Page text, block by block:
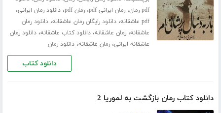
pdf رمان
،رمان ایرانی pdf ،رمان pdf ،دانلود رمان ایرانی،
pdf عاشقانه ،دانلود رایگان رمان عاشقانه،دانلود رمان
عاشقانه،رمان عاشقانه،دانلود کتاب عاشقانه،دانلود رمان
عاشقانه ایرانی،رمان عاشقانه،دانلود رمان
دانلود کتاب
دانلود کتاب رمان بازگشت به لموریا 2